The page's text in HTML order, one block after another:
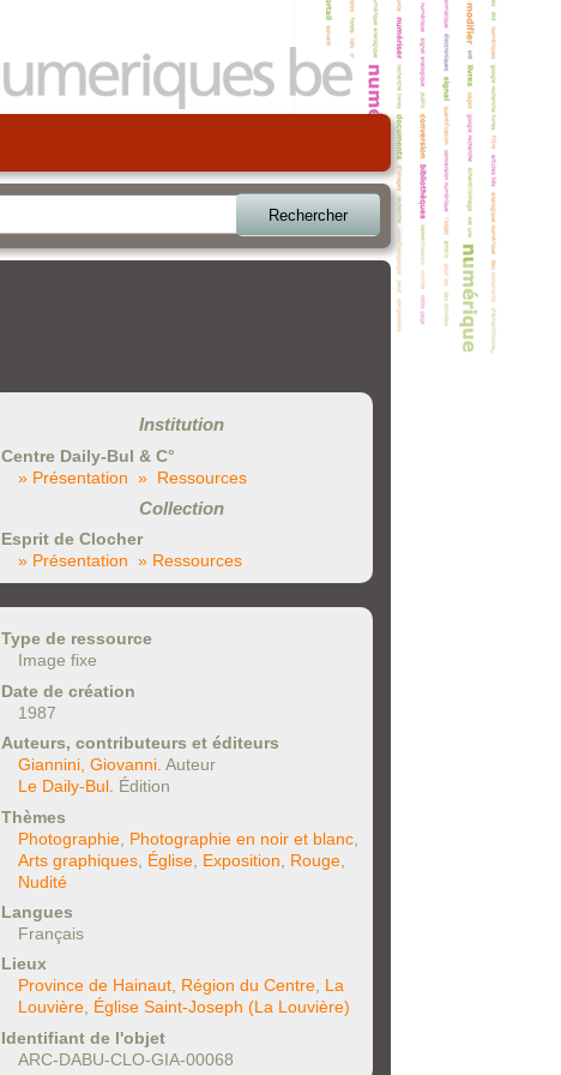
Rechercher
Institution
Centre Daily-Bul & C°
» Présentation » Ressources
Collection
Esprit de Clocher
» Présentation » Ressources
Type de ressource
Image fixe
Date de création
1987
Auteurs, contributeurs et éditeurs
Giannini, Giovanni. Auteur
Le Daily-Bul. Édition
Thèmes
Photographie Photographie en noir et blanc
Arts graphiques Église Exposition Rouge
Nudité
Langues
Français
Lieux
Province de Hainaut, Région du Centre, La
Louvière, Église Saint-Joseph (La Louvière)
Identifiant de l'objet
ARC-DABU-CLO-GIA-00068